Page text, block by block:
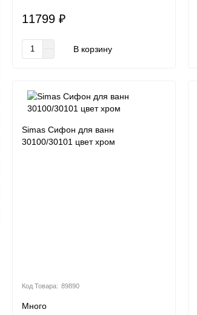
11799 ₽
В корзину
Simas Сифон для ванн
30100/30101 цвет хром
89890
Много